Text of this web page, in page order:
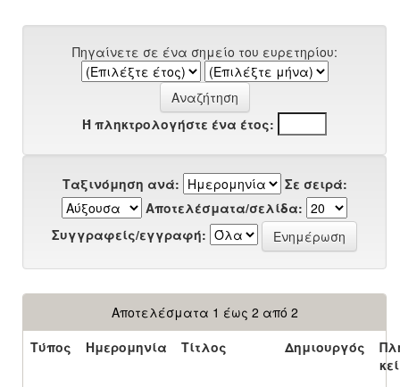
Πηγαίνετε σε ένα σημείο του ευρετηρίου:
Ή πληκτρολογήστε ένα έτος:
Ταξινόμηση ανά:
Σε σειρά:
Αποτελέσματα/σελίδα:
Συγγραφείς/εγγραφή:
Αποτελέσματα 1 έως 2 από 2
Τύπος
Ημερομηνία Τίτλος Δημιουργός